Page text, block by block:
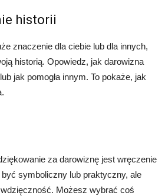
historii
znaczenie dla ciebie lub dla innych,
historią. Opowiedz, jak darowizna
jak pomogła innym. To pokaże, jak
za darowiznę jest wręczenie
symboliczny lub praktyczny, ale
Możesz wybrać coś